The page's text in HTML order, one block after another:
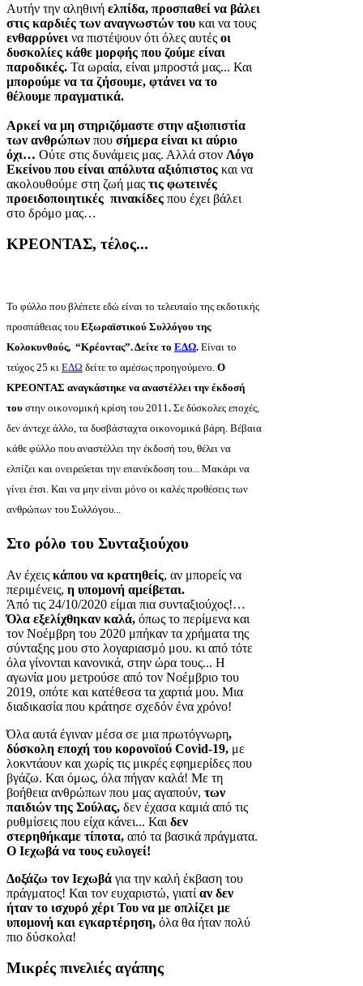
Αυτήν την αληθινή ελπίδα, προσπαθεί να βάλει
στις καρδιές των αναγνωστών του και να τους
ενθαρρύνει να πιστέψουν ότι όλες αυτές οι
δυσκολίες κάθε μορφής που ζούμε είναι
παροδικές. Τα ωραία, είναι μπροστά μας... Και
μπορούμε να τα ζήσουμε, φτάνει να το
θέλουμε πραγματικά.
Αρκεί να μη στηριζόμαστε στην αξιοπιστία
των ανθρώπων που σήμερα είναι κι αύριο
όχι… Ούτε στις δυνάμεις μας. Αλλά στον Λόγο
Εκείνου που είναι απόλυτα αξιόπιστος και να
ακολουθούμε στη ζωή μας τις φωτεινές
προειδοποιητικές πινακίδες που έχει βάλει
στο δρόμο μας…
ΚΡΕΟΝΤΑΣ, τέλος...
Το φύλλο που βλέπετε εδώ είναι το τελευταίο της εκδοτικής
προσπάθειας του Εξωραϊστικού Συλλόγου της
Κολοκυνθούς, “Κρέοντας”. Δείτε το ΕΔΩ. Είναι το
τεύχος 25 κι ΕΔΩ δείτε το αμέσως προηγούμενο. Ο
ΚΡΕΟΝΤΑΣ αναγκάστηκε να αναστέλλει την έκδοσή
του στην οικονομική κρίση του 2011. Σε δύσκολες εποχές,
δεν άντεχε άλλο, τα δυσβάσταχτα οικονομικά βάρη. Βέβαια
κάθε φύλλο που αναστέλλει την έκδοσή του, θέλει να
ελπίζει και ονειρεύεται την επανέκδοση του... Μακάρι να
γίνει έτσι. Και να μην είναι μόνο οι καλές προθέσεις των
ανθρώπων του Συλλόγου...
Στο ρόλο του Συνταξιούχου
Αν έχεις κάπου να κρατηθείς, αν μπορείς να
περιμένεις, η υπομονή αμείβεται.
Άπό τις 24/10/2020 είμαι πια συνταξιούχος!…
Όλα εξελίχθηκαν καλά, όπως το περίμενα και
τον Νοέμβρη του 2020 μπήκαν τα χρήματα της
σύνταξης μου στο λογαριασμό μου. κι από τότε
όλα γίνονται κανονικά, στην ώρα τους... Η
αγωνία μου μετρούσε από τον Νοέμβριο του
2019, οπότε και κατέθεσα τα χαρτιά μου. Μια
διαδικασία που κράτησε σχεδόν ένα χρόνο!
Όλα αυτά έγιναν μέσα σε μια πρωτόγνωρη,
δύσκολη εποχή του κορονοϊού Covid-19, με
λοκντάουν και χωρίς τις μικρές εφημερίδες που
βγάζω. Και όμως, όλα πήγαν καλά! Με τη
βοήθεια ανθρώπων που μας αγαπούν, των
παιδιών της Σούλας, δεν έχασα καμιά από τις
ρυθμίσεις που είχα κάνει... Και δεν
στερηθήκαμε τίποτα, από τα βασικά πράγματα.
Ο Ιεχωβά να τους ευλογεί!
Δοξάζω τον Ιεχωβά για την καλή έκβαση του
πράγματος! Και τον ευχαριστώ, γιατί αν δεν
ήταν το ισχυρό χέρι Του να με οπλίζει με
υπομονή και εγκαρτέρηση, όλα θα ήταν πολύ
πιο δύσκολα!
Μικρές πινελιές αγάπης